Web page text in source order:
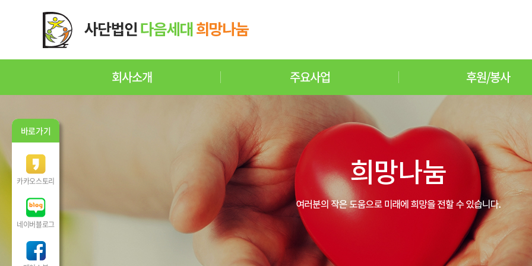
회사소개 주요사업 후원/봉사
바로가기
카카오스토리
네이버블로그